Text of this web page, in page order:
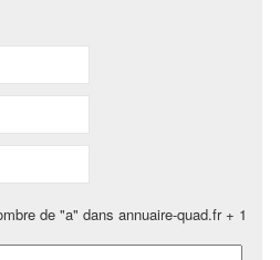
de "a" dans annuaire-quad.fr + 1